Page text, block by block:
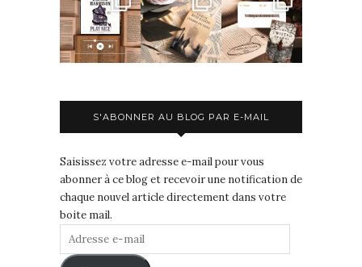
S'ABONNER AU BLOG PAR E-MAIL
Saisissez votre adresse e-mail pour vous
abonner à ce blog et recevoir une notification de
chaque nouvel article directement dans votre
boite mail.
Adresse
e-